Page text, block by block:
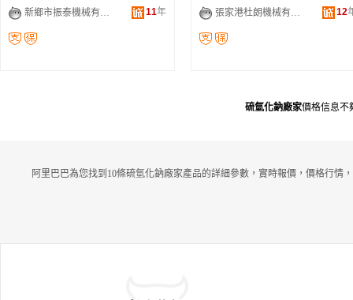
新鄉市振泰機械有限公司
11年
張家港杜朗機械有限公司
12
硫氫化鈉廠家價格信息不
阿里巴巴為您找到10條硫氫化鈉廠家產品的詳細參數，實時報價，價格行情